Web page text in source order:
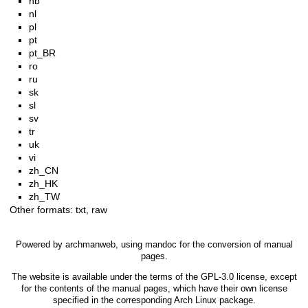
nl
pl
pt
pt_BR
ro
ru
sk
sl
sv
tr
uk
vi
zh_CN
zh_HK
zh_TW
Other formats: txt raw
Powered by archmanweb, using mandoc for the conversion of manual
pages.
The website is available under the terms of the GPL-3.0license, except
for the contents of the manual pages, which have their own license
specified in the corresponding Arch Linux package.